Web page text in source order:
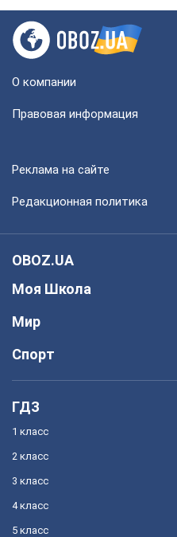
О компании
Правовая информация
Реклама на сайте
Редакционная политика
OBOZ.UA
Моя Школа
Мир
Спорт
ГДЗ
1 класс
2 класс
3 класс
4 класс
5 класс